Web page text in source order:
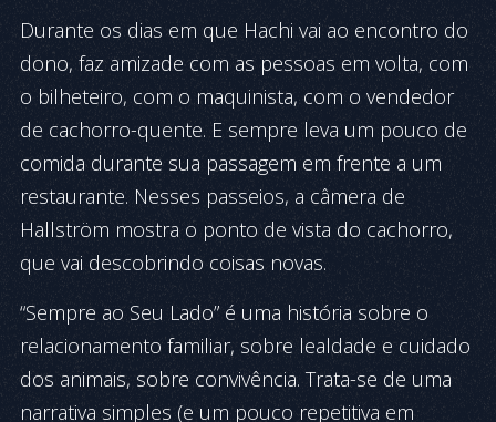
Durante os dias em que Hachi vai ao encontro do
dono, faz amizade com as pessoas em volta, com
o bilheteiro, com o maquinista, com o vendedor
de cachorro-quente. E sempre leva um pouco de
comida durante sua passagem em frente a um
restaurante. Nesses passeios, a câmera de
Hallström mostra o ponto de vista do cachorro,
que vai descobrindo coisas novas.
“Sempre ao Seu Lado” é uma história sobre o
relacionamento familiar, sobre lealdade e cuidado
dos animais, sobre convivência. Trata-se de uma
narrativa simples (e um pouco repetitiva em